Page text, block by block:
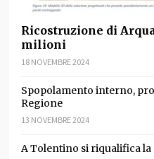
Ricostruzione di
milioni
18 NOVEMBRE 2024
Spopolamento interno,
Regione
13 NOVEMBRE 2024
A Tolentino si riqualifica la